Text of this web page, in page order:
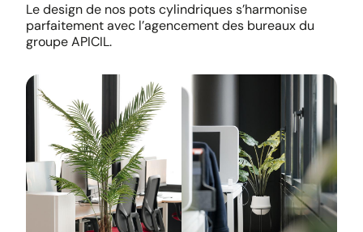
Le design de nos pots cylindriques s’harmonise
parfaitement avec l’agencement des bureaux du
groupe APICIL.